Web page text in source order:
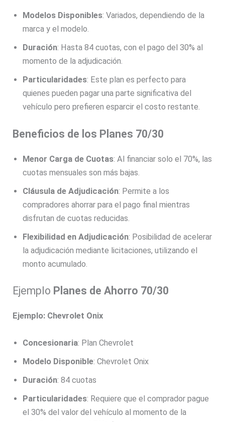
Modelos Disponibles: Variados, dependiendo de la
marca y el modelo.
Duración: Hasta 84 cuotas, con el pago del 30% al
momento de la adjudicación.
Particularidades: Este plan es perfecto para
quienes pueden pagar una parte significativa del
vehículo pero prefieren esparcir el costo restante.
Beneficios de los Planes 70/30
Menor Carga de Cuotas: Al financiar solo el 70%, las
cuotas mensuales son más bajas.
Cláusula de Adjudicación: Permite a los
compradores ahorrar para el pago final mientras
disfrutan de cuotas reducidas.
Flexibilidad en Adjudicación: Posibilidad de acelerar
la adjudicación mediante licitaciones, utilizando el
monto acumulado.
Ejemplo Planes de Ahorro 70/30
Ejemplo: Chevrolet Onix
Concesionaria: Plan Chevrolet
Modelo Disponible: Chevrolet Onix
Duración: 84 cuotas
Particularidades: Requiere que el comprador pague
el 30% del valor del vehículo al momento de la